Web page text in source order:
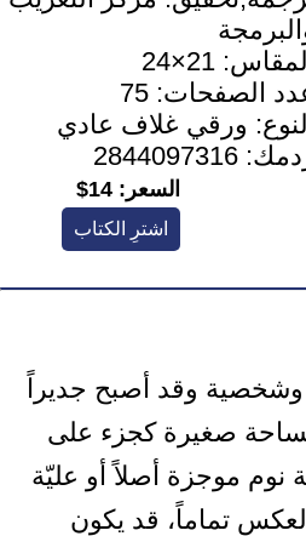
21×24
الصفحات: 75
ورقي غلاف عادي
2844097316
السعر: 14$
اشترِ الكتاب
وشخصية وقد أصبح جديراً
صغيرة كجزء على
نوم موجزة أصلاً أو عليّة
تماماً، قد يكون